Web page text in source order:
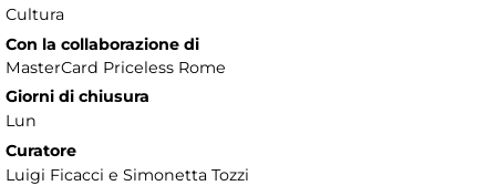
Cultura
Con la collaborazione di
MasterCard Priceless Rome
Giorni di chiusura
Lun
Curatore
Luigi Ficacci e Simonetta Tozzi